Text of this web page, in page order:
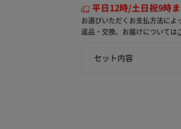
平日12時/土日祝9時
お選びいただくお支払方法によ
返品・交換、お届けについては
セット内容